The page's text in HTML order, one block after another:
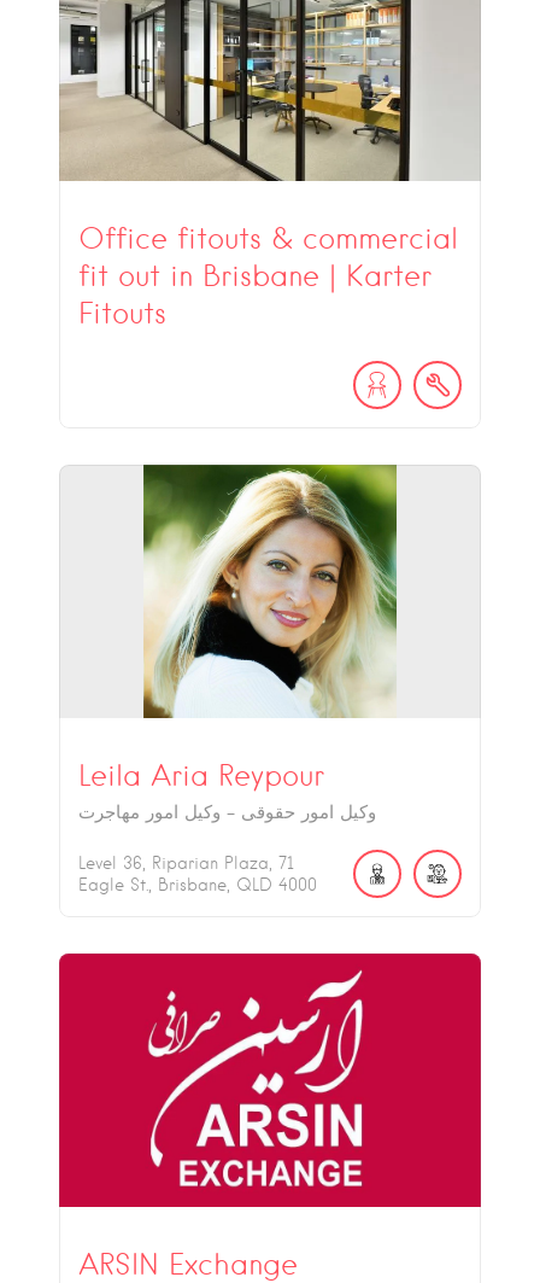
Office fitouts & commercial
fit out in Brisbane | Karter
Fitouts
Leila Aria Reypour
وکیل امور حقوقی - وکیل امور مهاجرت
Level 36, Riparian Plaza, 71
Eagle St., Brisbane, QLD 4000
ARSIN Exchange